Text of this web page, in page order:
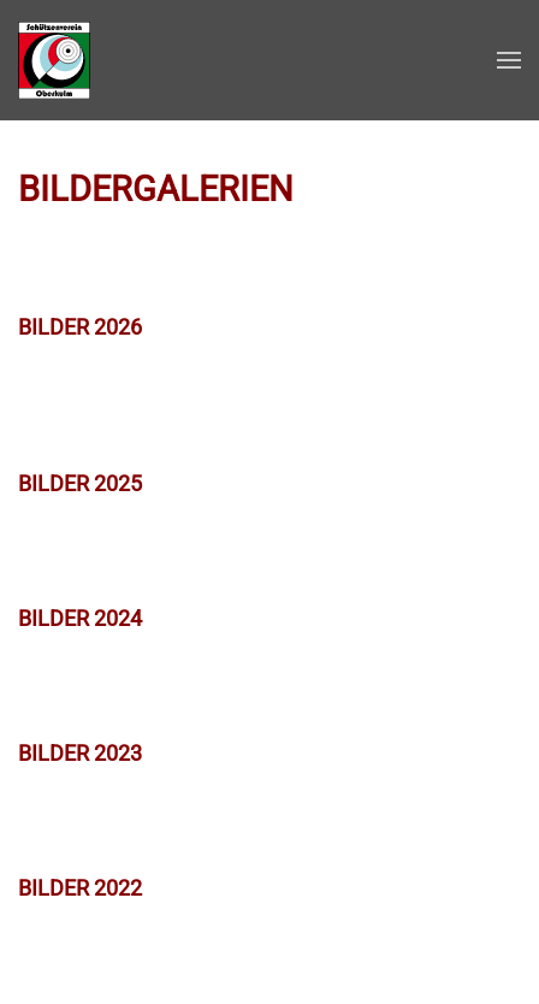
Zum Hauptinhalt springen
BILDERGALERIEN
BILDER 2026
BILDER 2025
BILDER 2024
BILDER 2023
BILDER 2022